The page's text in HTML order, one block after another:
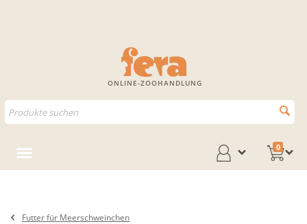
ONLINE-ZOOHANDLUNG
0
Futter für Meerschweinchen